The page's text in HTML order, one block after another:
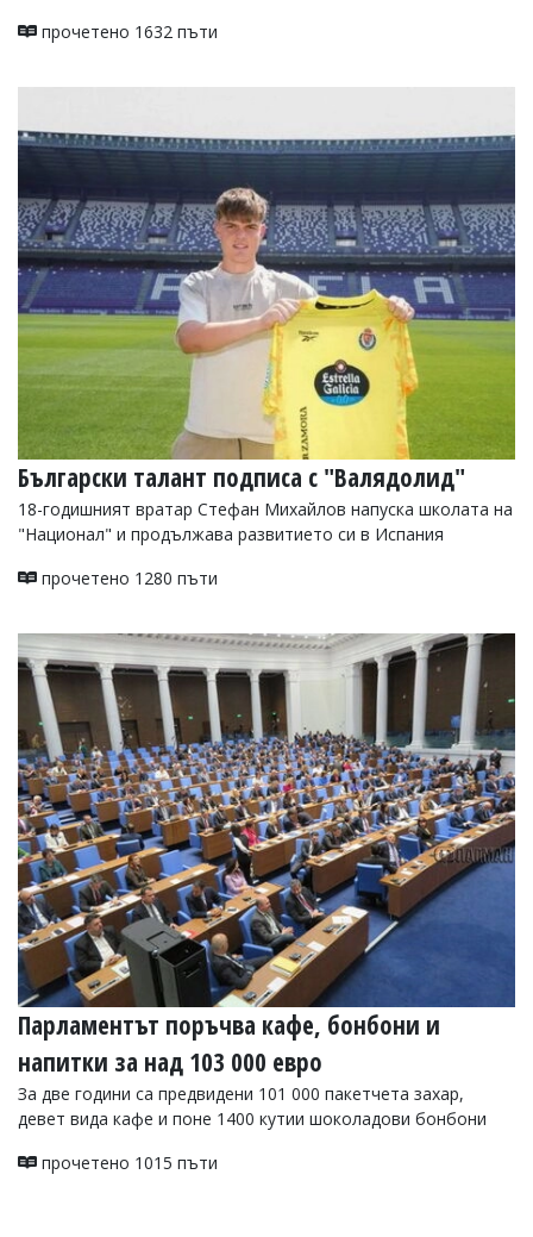
прочетено 1632 пъти
Български талант подписа с "Валядолид"
18-годишният вратар Стефан Михайлов напуска школата на
"Национал" и продължава развитието си в Испания
прочетено 1280 пъти
Парламентът поръчва кафе, бонбони и
напитки за над 103 000 евро
За две години са предвидени 101 000 пакетчета захар,
девет вида кафе и поне 1400 кутии шоколадови бонбони
прочетено 1015 пъти